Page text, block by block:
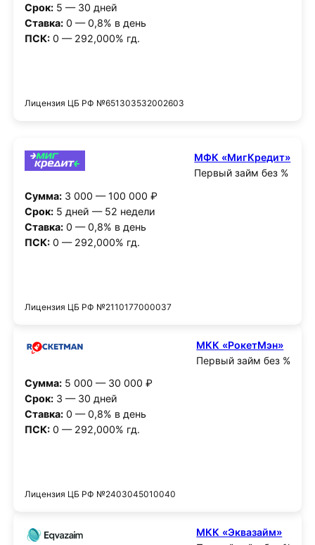
Срок:5 — 30 дней
Ставка:0 — 0,8% в день
ПСК:0 — 292,000% гд.
Лицензия ЦБ РФ №651303532002603
МФК «МигКредит»
Первый займ без %
Сумма:3 000 — 100 000 ₽
Срок:5 дней — 52 недели
Ставка:0 — 0,8% в день
ПСК:0 — 292,000% гд.
Лицензия ЦБ РФ №2110177000037
МКК «РокетМэн»
Первый займ без %
Сумма:5 000 — 30 000 ₽
Срок:3 — 30 дней
Ставка:0 — 0,8% в день
ПСК:0 — 292,000% гд.
Лицензия ЦБ РФ №2403045010040
МКК «Эквазайм»